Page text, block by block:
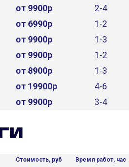
от 9900р
2-4
от 6990р
1-2
от 9900р
1-3
от 9900р
1-2
от 8900р
1-3
от 19900р
4-6
от 9900р 3-4
Стоимость, руб Время работ, час